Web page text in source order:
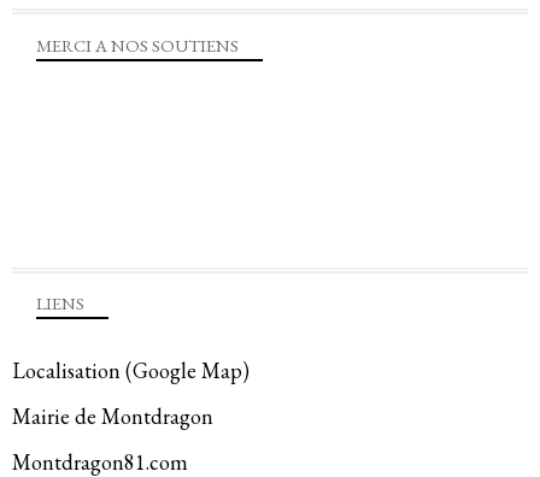
LIENS
Localisation (Google Map)
Mairie de Montdragon
Montdragon81.com
MERCI A NOS SOUTIENS